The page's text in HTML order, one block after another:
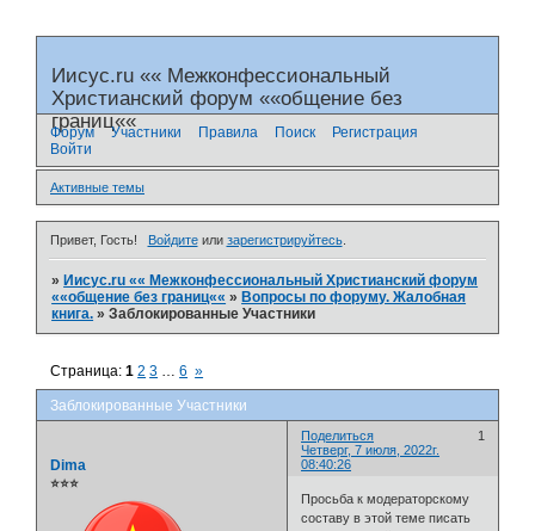
Иисус.ru «« Межконфессиональный
Христианский форум ««общение без
границ««
Форум Участники Правила Поиск
Регистрация
Войти
Активные темы
Привет, Гость! Войдитеили зарегистрируйтесь.
»Иисус.ru «« Межконфессиональный Христианский форум
««общение без границ«« »Вопросы по форуму. Жалобная
книга. »Заблокированные Участники
Заблокированные Участники
Страница:1 2 3 … 6 »
Поделиться
1
Четверг, 7 июля, 2022г.
08:40:26
Dima
⭐⭐⭐
Просьба к модераторскому
составу в этой теме писать